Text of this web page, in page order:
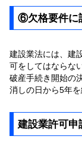
⑥欠格要件に
建設業法には、建
可をしてはならな
破産手続き開始の
消しの日から5年
建設業許可申